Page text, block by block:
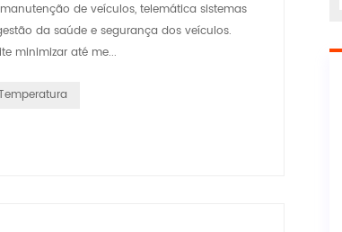
de veículos, telemática sistemas
da saúde e segurança dos veículos.
minimizar até me...